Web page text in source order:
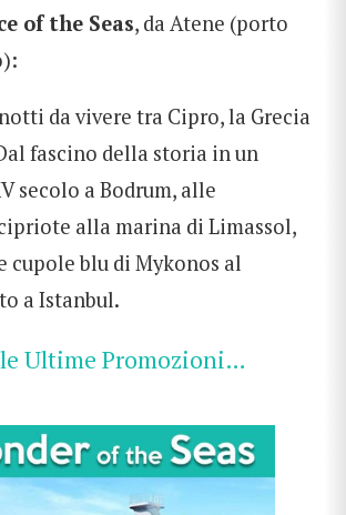
of the Seas, da Atene (porto
da vivere tra Cipro, la Grecia
fascino della storia in un
secolo a Bodrum, alle
alla marina di Limassol,
cupole blu di Mykonos al
a Istanbul.
Ultime Promozioni…